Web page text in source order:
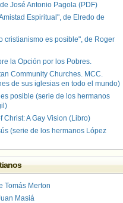
José Antonio Pagola (PDF)
Espiritual", de Elredo de
cristianismo es posible", de Roger
la Opción por los Pobres.
Community Churches. MCC.
de sus iglesias en todo el mundo)
posible (serie de los hermanos
Christ: A Gay Vision (Libro)
(serie de los hermanos López
Tomás Merton
Masiá